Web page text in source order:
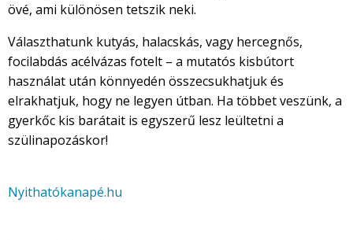
övé, ami különösen tetszik neki.
Választhatunk kutyás, halacskás, vagy hercegnős,
focilabdás acélvázas fotelt – a mutatós kisbútort
használat után könnyedén összecsukhatjuk és
elrakhatjuk, hogy ne legyen útban. Ha többet veszünk, a
gyerkőc kis barátait is egyszerű lesz leültetni a
szülinapozáskor!
Nyithatókanapé.hu